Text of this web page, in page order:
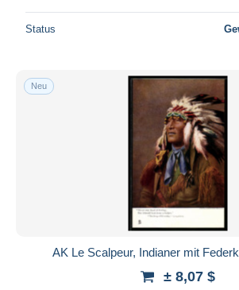
Status
Neu
AK Le Scalpeur, Indianer mit
± 8,07 $